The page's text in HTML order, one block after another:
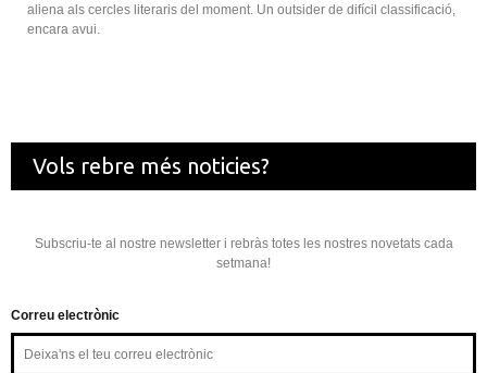
aliena als cercles literaris del moment. Un outsider de difícil classificació,
encara avui.
Vols rebre més noticies?
Subscriu-te al nostre newsletter i rebràs totes les nostres novetats cada
setmana!
Correu electrònic